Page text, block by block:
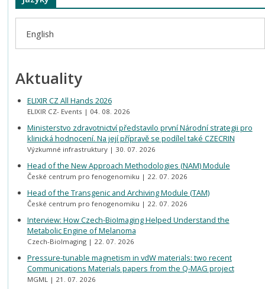
English
Aktuality
ELIXIR CZ All Hands 2026
ELIXIR CZ- Events 04. 08. 2026
Ministerstvo zdravotnictví představilo první Národní strategii pro
klinická hodnocení. Na její přípravě se podílel také CZECRIN
Výzkumné infrastruktury 30. 07. 2026
Head of the New Approach Methodologies (NAM) Module
České centrum pro fenogenomiku 22. 07. 2026
Head of the Transgenic and Archiving Module (TAM)
České centrum pro fenogenomiku 22. 07. 2026
Interview: How Czech-BioImaging Helped Understand the
Metabolic Engine of Melanoma
Czech-BioImaging 22. 07. 2026
Pressure-tunable magnetism in vdW materials: two recent
Communications Materials papers from the Q-MAG project
MGML 21. 07. 2026